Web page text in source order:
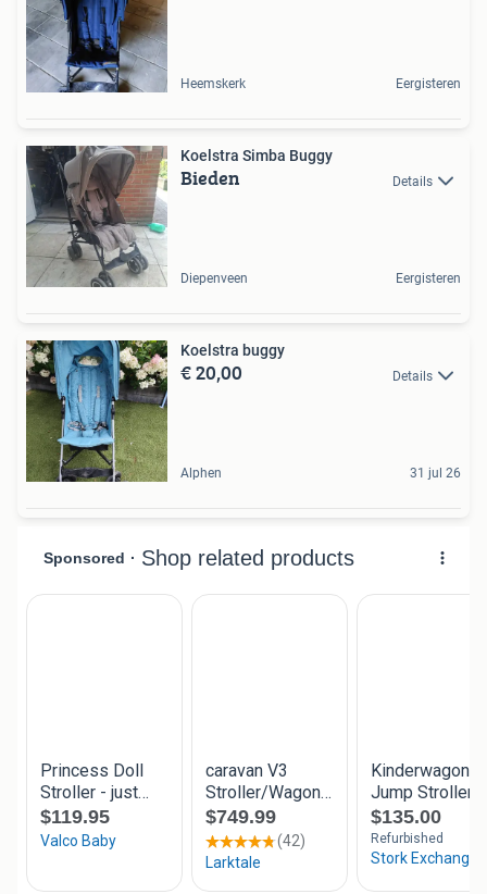
Heemskerk Eergisteren
Koelstra Simba Buggy
Bieden Details
Diepenveen Eergisteren
Koelstra buggy
€ 20,00 Details
Alphen 31 jul 26